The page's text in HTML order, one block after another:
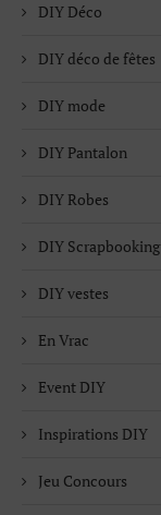
DIY Déco
DIY déco de fêtes
DIY mode
DIY Pantalon
DIY Robes
DIY Scrapbooking
DIY vestes
En Vrac
Event DIY
Inspirations DIY
Jeu Concours